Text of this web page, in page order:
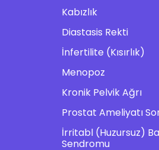
Kabızlık
Diastasis Rekti
İnfertilite (Kısırlık)
Menopoz
Kronik Pelvik Ağrı
Prostat Ameliyatı
İrritabl (Huzursuz)
Sendromu